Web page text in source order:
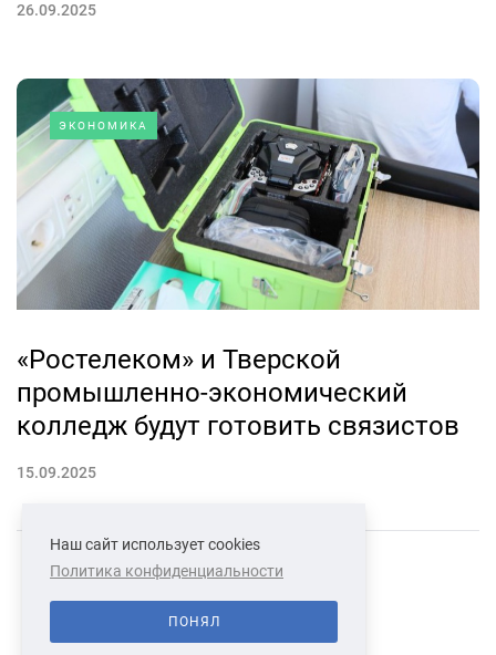
26.09.2025
ЭКОНОМИКА
«Ростелеком» и Тверской
промышленно-экономический
колледж будут готовить связистов
15.09.2025
СВЯЗАТЬСЯ С НАМИ О НАС
Наш сайт использует cookies
Политика конфиденциальности
ПОНЯЛ